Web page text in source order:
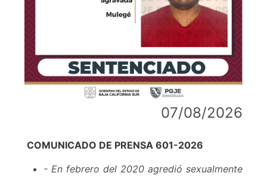
07/08/2026
COMUNICADO DE PRENSA 601-2026
- En febrero del 2020 agredió sexualmente